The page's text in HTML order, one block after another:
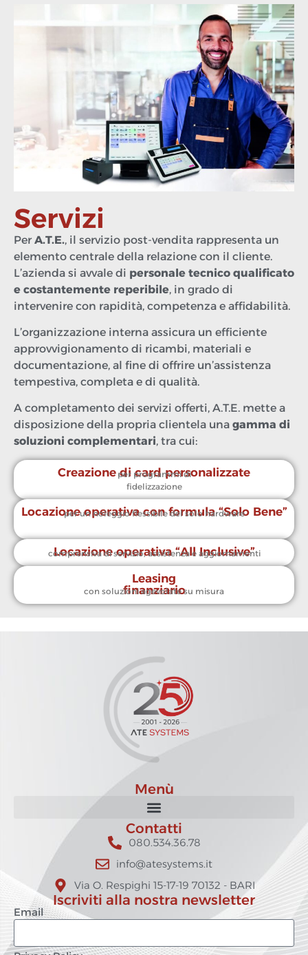
Servizi
Per A.T.E., il servizio post-vendita rappresenta un
elemento centrale della relazione con il cliente.
L’azienda si avvale di personale tecnico qualificato
e costantemente reperibile, in grado di
intervenire con rapidità, competenza e affidabilità.
L’organizzazione interna assicura un efficiente
approvvigionamento di ricambi, materiali e
documentazione, al fine di offrire un’assistenza
tempestiva, completa e di qualità.
A completamento dei servizi offerti, A.T.E. mette a
disposizione della propria clientela una gamma di
soluzioni complementari, tra cui:
Creazione di card personalizzate
per programmi di
fidelizzazione
Locazione operativa con formula “Solo Bene”
per un noleggio flessibile del solo hardware
Locazione operativa “All Inclusive”
comprensiva di servizio, assistenza e aggiornamenti
Leasing
finanziario
con soluzioni agevolate su misura
Menù
Contatti
080.534.36.78
info@atesystems.it
Via O. Respighi 15-17-19 70132 - BARI
Iscriviti alla nostra newsletter
Email